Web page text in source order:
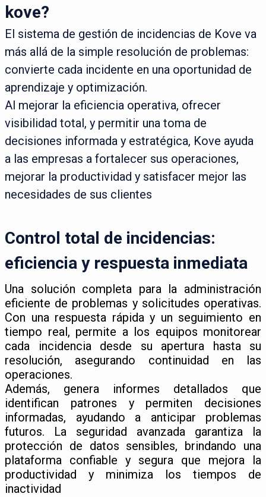
kove?
El sistema de gestión de incidencias de Kove va
más allá de la simple resolución de problemas:
convierte cada incidente en una oportunidad de
aprendizaje y optimización.
Al mejorar la eficiencia operativa, ofrecer
visibilidad total, y permitir una toma de
decisiones informada y estratégica, Kove ayuda
a las empresas a fortalecer sus operaciones,
mejorar la productividad y satisfacer mejor las
necesidades de sus clientes
Control total de incidencias:
eficiencia y respuesta inmediata
Una solución completa para la administración
eficiente de problemas y solicitudes operativas.
Con una respuesta rápida y un seguimiento en
tiempo real, permite a los equipos monitorear
cada incidencia desde su apertura hasta su
resolución, asegurando continuidad en las
operaciones.
Además, genera informes detallados que
identifican patrones y permiten decisiones
informadas, ayudando a anticipar problemas
futuros. La seguridad avanzada garantiza la
protección de datos sensibles, brindando una
plataforma confiable y segura que mejora la
productividad y minimiza los tiempos de
inactividad